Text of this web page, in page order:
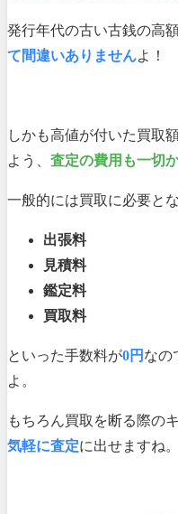
発行年代の古い古銭の高
て間違いありませんよ！
しかも高値が付いた買取
よう、 査定の費用も一切
一般的には買取に必要とな
出張料
見積料
鑑定料
買取料
といった手数料が0円 なの
よ。
もちろん買取を断る際の
気軽に査定に出せますね。